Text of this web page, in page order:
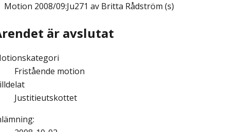
Motion 2008/09:Ju271 av Britta Rådström (s)
är avslutat
Fristående motion
Justitieutskottet
: